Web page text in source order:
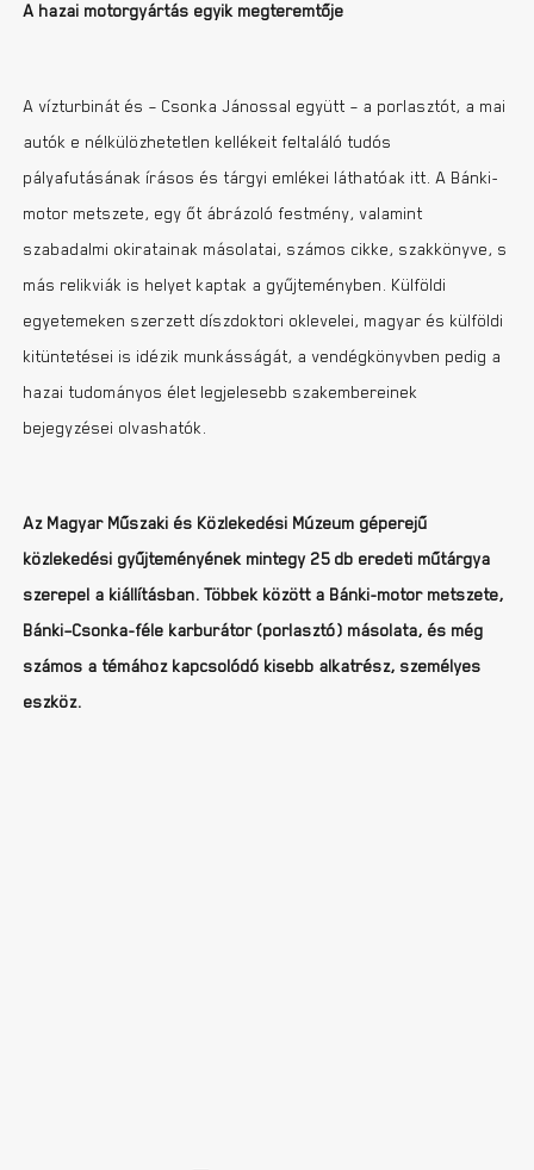
A hazai motorgyártás egyik megteremtője
A vízturbinát és – Csonka Jánossal együtt – a porlasztót, a mai
autók e nélkülözhetetlen kellékeit feltaláló tudós
pályafutásának írásos és tárgyi emlékei láthatóak itt. A Bánki-
motor metszete, egy őt ábrázoló festmény, valamint
szabadalmi okiratainak másolatai, számos cikke, szakkönyve, s
más relikviák is helyet kaptak a gyűjteményben. Külföldi
egyetemeken szerzett díszdoktori oklevelei, magyar és külföldi
kitüntetései is idézik munkásságát, a vendégkönyvben pedig a
hazai tudományos élet legjelesebb szakembereinek
bejegyzései olvashatók.
Az Magyar Műszaki és Közlekedési Múzeum géperejű
közlekedési gyűjteményének mintegy 25 db eredeti műtárgya
szerepel a kiállításban. Többek között a Bánki-motor metszete,
Bánki–Csonka-féle karburátor (porlasztó) másolata, és még
számos a témához kapcsolódó kisebb alkatrész, személyes
eszköz.